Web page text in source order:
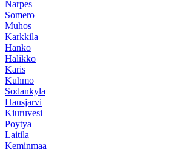
Narpes
Somero
Muhos
Karkkila
Hanko
Halikko
Karis
Kuhmo
Sodankyla
Hausjarvi
Kiuruvesi
Poytya
Laitila
Keminmaa